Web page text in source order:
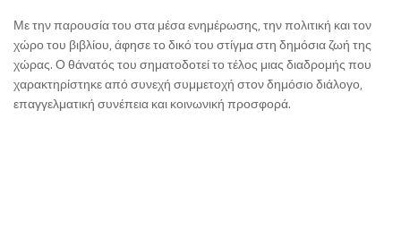
Με την παρουσία του στα μέσα ενημέρωσης, την πολιτική και τον
χώρο του βιβλίου, άφησε το δικό του στίγμα στη δημόσια ζωή της
χώρας. Ο θάνατός του σηματοδοτεί το τέλος μιας διαδρομής που
χαρακτηρίστηκε από συνεχή συμμετοχή στον δημόσιο διάλογο,
επαγγελματική συνέπεια και κοινωνική προσφορά.